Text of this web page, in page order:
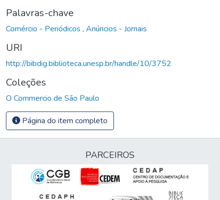
Palavras-chave
Comércio - Periódicos , Anúncios - Jornais
URI
http://bibdig.biblioteca.unesp.br/handle/10/3752
Coleções
O Commercio de São Paulo
Página do item completo
PARCEIROS